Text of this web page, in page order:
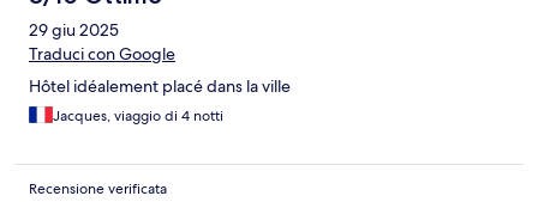
29 giu 2025
Traduci con Google
Hôtel idéalement placé dans la ville
Jacques, viaggio di 4 notti
Recensione verificata